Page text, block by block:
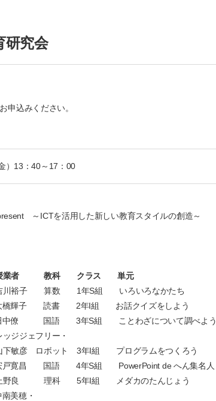
研究会
申込みください。
）13：40～17：00
～ICTを活用した新しい教育スタイルの創造～
業者 教科 クラス 単元
算数 1年S組 いろいろなかたち
読書 2年I組 お話クイズをしよう
語 3年S組 ことわざについて調べよう
ジェフリー・
ボット 3年I組 プログラムをつくろう
国語 4年S組 PowerPoint de へん集名人
科 5年I組 メダカのたんじょう
・